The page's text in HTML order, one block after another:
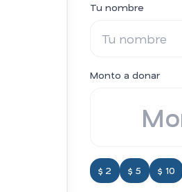
Tu nombre
Monto a donar
$ 2 $ 5 $ 10